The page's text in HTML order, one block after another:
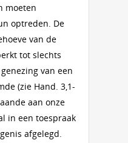
moeten
optreden. De
van de
tot slechts
van een
(zie Hand. 3,1-
aan onze
in een toespraak
afgelegd.